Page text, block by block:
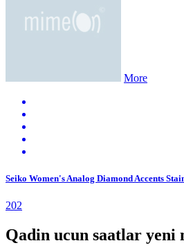
More
Seiko Women's Analog Diamond Accents
202
Qadin ucun saatlar yeni